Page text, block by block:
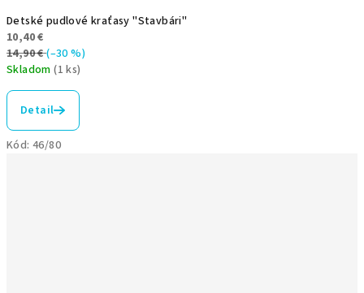
Detské pudlové kraťasy "Stavbári"
10,40 €
14,90 €(–30 %)
Skladom(1 ks)
Detail
Kód: 46/80